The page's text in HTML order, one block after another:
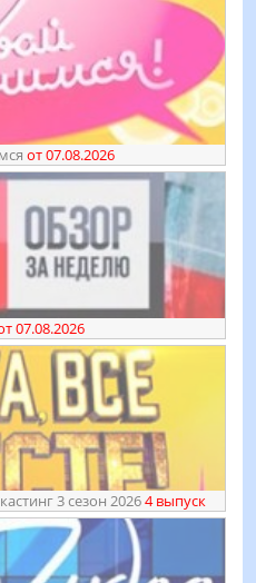
от 07.08.2026
07.08.2026
3 сезон 20264 выпуск